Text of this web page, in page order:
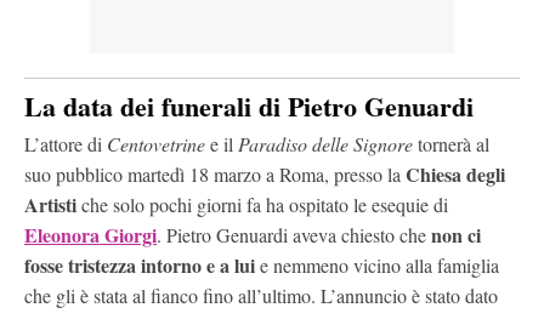
La data dei funerali di Pietro Genuardi
L’attore di Centovetrinee ilParadiso delle Signoretornerà al
suo pubblico martedì 18 marzo a Roma, presso laChiesa degli
Artistiche solo pochi giorni fa ha ospitato le esequie di
Eleonora Giorgi. Pietro Genuardi aveva chiesto chenon ci
fosse tristezza intorno e a luie nemmeno vicino alla famiglia
che gli è stata al fianco fino all’ultimo. L’annuncio è stato dato